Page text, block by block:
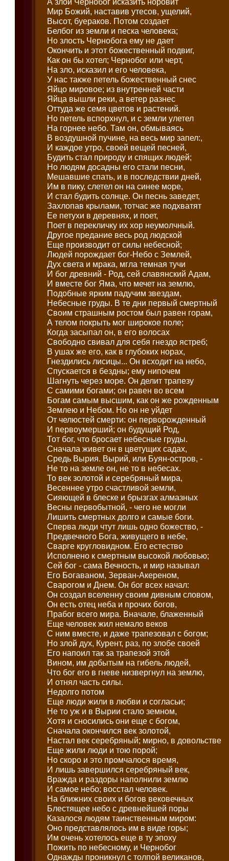
Мир Божий, наставив утесов, ущелий,
Высот, буераков. Потом создает
Белбог из земли и песка человека;
Но злость Чернобога ему не дает
Окончить и этот божественный подвиг,
Как он бы хотел; Чернобог или черт,
На зло, исказил и его человека,
У нас также петель божественный снес
Яйцо мировое; из внутренней части
Яйца вышли реки, а ветер разнес
Оттуда же семя цветов и растений.
Но петель вспорхнул, и с земли улетел
На горнее небо. Там он, обмываясь
В воздушной пучине, на весь мир запел:,
И каждое утро, своей вещей песней,
Будить стал природу и спящих людей;
Но людям досадны его стали песни,
Мешавшие спать, и в последствии дней,
Им в пику, слетел он на синее море,
И стал будить солнце. Он песнь заведет,
Захлопав крылами, тотчас же подхватят
Ее петухи в деревнях, и поет,
Поет в перекличку их хор неумолчный.
Другое предание весь род людской
Еще производит от силы небесной;
Людей порождает бог-Небо с Землей,
Дух света и мрака, мгла темная тучи
И бог древний - Род, сей славянский Адам,
И вместе бог Яма, что мечет на землю,
Подобные ярким падучим звездам,
Небесные груды. В те дни первый смертный
Своим страшным ростом был равен горам,
А телом покрыть мог широкое поле;
Когда засыпал он, в его волосах
Свободно свивал для себя гнездо ястреб;
В ушах же его, как в глубоких норах,
Гнездились лисицы... Он всходит на небо,
Спускается в бездны; ему нипочем
Шагнуть через море. Он делит трапезу
С самими богами; он равен во всем
Богам самым высшим, как он же рожденным
Землею и Небом. Но он не уйдет
От челюстей смерти: он перворожденный
И первоумерший; он будущий Род,
Тот бог, что бросает небесные груды.
Сначала живет он в цветущих садах,
Средь Вырия. Вырий, или Буян-остров, -
Не то на земле он, не то в небесах.
То век золотой и серебряный мира,
Весеннее утро счастливой земли,
Сияющей в блеске и брызгах алмазных
Весны первобытной, - чего не могли
Лишить смертных долго и самые боги.
Сперва люди чтут лишь одно божество, -
Предвечного Бога, живущего в небе,
Сварге кругловидном. Его естество
Исполнено к смертным высокой любовью;
Сей бог - сама Вечность, и мир называл
Его Богаваном, Зерван-Акереном,
Сварогом и Днем. Он бог всех начал:
Он создал вселенну своим дивным словом,
Он есть отец неба и прочих богов,
Прабог всего мира. Вначале, блаженный
Еще человек жил немало веков
С ним вместе, и даже трапезовал с богом;
Но злой дух, Курент, раз, по злобе своей
Его напоил так за трапезой этой
Вином, им добытым на гибель людей,
Что бог его в гневе низвергнул на землю,
И отнял часть силы.
Недолго потом
Еще люди жили в любви и согласьи;
Не то уж и в Вырии стало земном,
Хотя и сносились они еще с богом,
Сначала окончился век золотой,
Настал век серебряный; мирно, в довольстве
Еще жили люди и тою порой;
Но скоро и это промчалося время,
И лишь завершился серебряный век,
Вражда и раздоры наполнили землю
И самое небо; восстал человек.
На ближних своих и богов вековечных
Блестящее небо с древнейшей поры
Казалося людям таинственным миром:
Оно представлялось им в виде горы;
Им очень хотелось еще в ту эпоху
Пожить по небесному, и Чернобог
Однажды проникнул с толпой великанов,